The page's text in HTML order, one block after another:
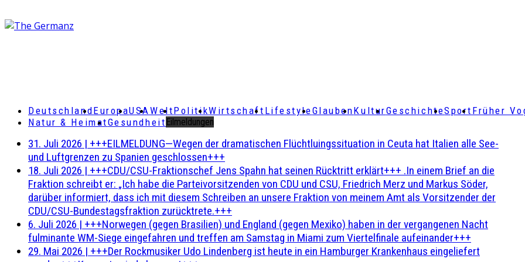
DeutschlandEuropaUSAWeltPolitikWirtschaft LifestyleGlaubenKulturGeschichteSport Früher
Natur & HeimatGesundheit Eilmeldungen
31. Juli 2026 | +++EILMELDUNG—Wegen der dramatischen Flüchtluingssituation in Ceuta hat Italien alle See-
und Luftgrenzen zu Spanien geschlossen+++
18. Juli 2026 | +++CDU/CSU-Fraktionschef Jens Spahn hat seinen Rücktritt erklärt+++ .In einem Brief an die
Fraktion schreibt er: „Ich habe die Parteivorsitzenden von CDU und CSU, Friedrich Merz und Markus Söder,
darüber informiert, dass ich mit diesem Schreiben an unsere Fraktion von meinem Amt als Vorsitzender der
CDU/CSU-Bundestagsfraktion zurücktrete.+++
6. Juli 2026 | +++Norwegen (gegen Brasilien) und England (gegen Mexiko) haben in der vergangenen Nacht
fulminante WM-Siege eingefahren und treffen am Samstag in Miami zum Viertelfinale aufeinander+++
29. Mai 2026 | +++Der Rockmusiker Udo Lindenberg ist heute in ein Hamburger Krankenhaus eingeliefert